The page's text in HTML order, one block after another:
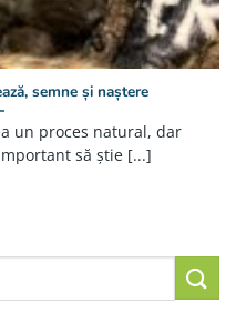
semne și naștere
un proces natural, dar
să știe [...]